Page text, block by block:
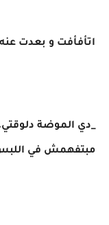
اتأفأفت و بعدت عنه
_دي الموضة
مبتفهمش في